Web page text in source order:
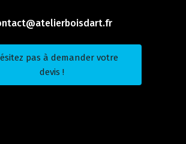
pas à demander votre
devis !